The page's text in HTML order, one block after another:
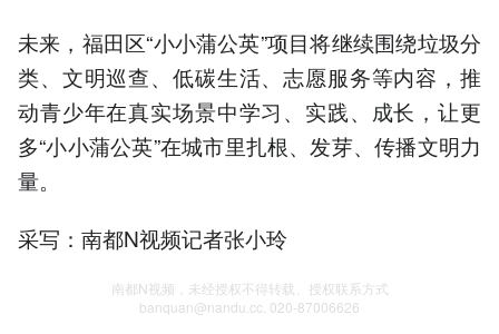
未来，福田区“小小蒲公英”项目将继续围绕垃圾分
类、文明巡查、低碳生活、志愿服务等内容，推
动青少年在真实场景中学习、实践、成长，让更
多“小小蒲公英”在城市里扎根、发芽、传播文明力
量。
采写：南都N视频记者张小玲
南都N视频，未经授权不得转载、授权联系方式
banquan@nandu.cc. 020-87006626